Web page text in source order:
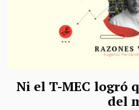
Ni el T-MEC logró
del